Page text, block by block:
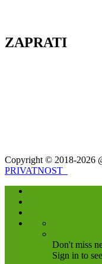
ZAPRATI
Copyright © 2018-2026
PRIVATNOST
Don't miss
Sign in to